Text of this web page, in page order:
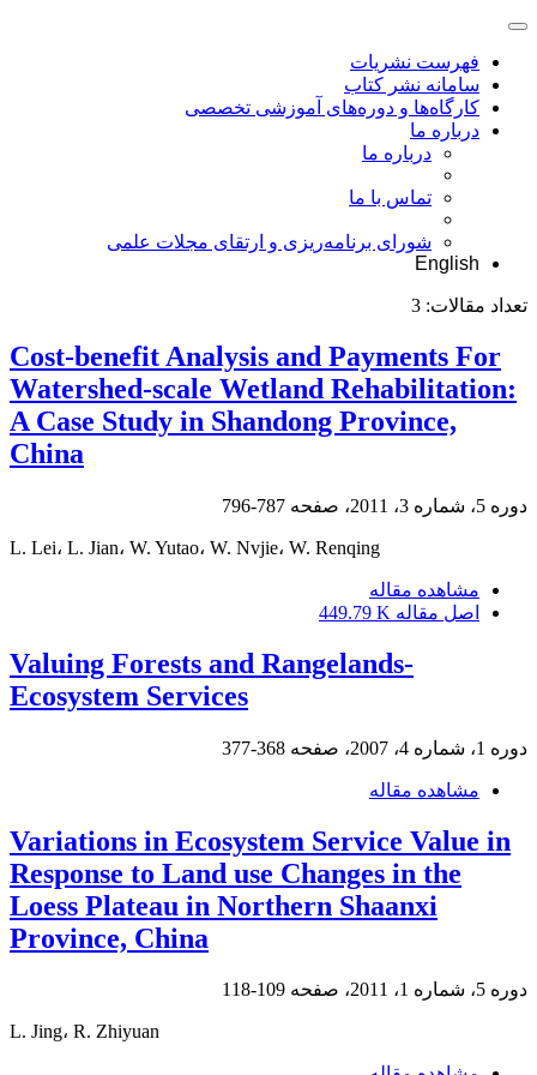
فهرست نشریات
سامانه نشر کتاب
کارگاه‌ها و دوره‌های آموزشی تخصصی
درباره ما
درباره ما
تماس با ما
شورای برنامه‌ریزی و ارتقای مجلات علمی
English
تعداد مقالات: 3
Cost-benefit Analysis and Payments For
Watershed-scale Wetland Rehabilitation:
A Case Study in Shandong Province,
China
دوره 5، شماره 3، 2011، صفحه 787-796
L. Lei، L. Jian، W. Yutao، W. Nvjie، W. Renqing
مشاهده مقاله
اصل مقاله 449.79 K
Valuing Forests and Rangelands-
Ecosystem Services
دوره 1، شماره 4، 2007، صفحه 368-377
مشاهده مقاله
Variations in Ecosystem Service Value in
Response to Land use Changes in the
Loess Plateau in Northern Shaanxi
Province, China
دوره 5، شماره 1، 2011، صفحه 109-118
L. Jing، R. Zhiyuan